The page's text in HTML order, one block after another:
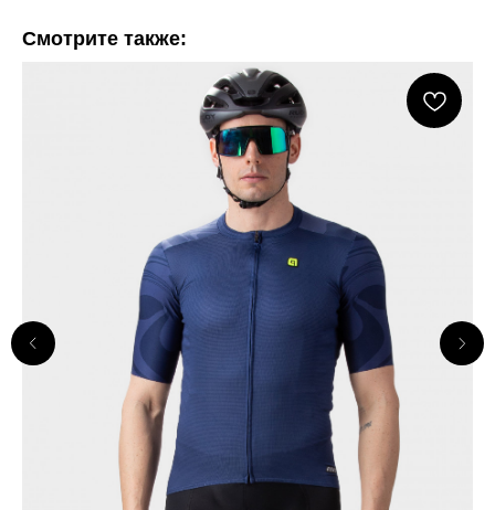
Смотрите также: